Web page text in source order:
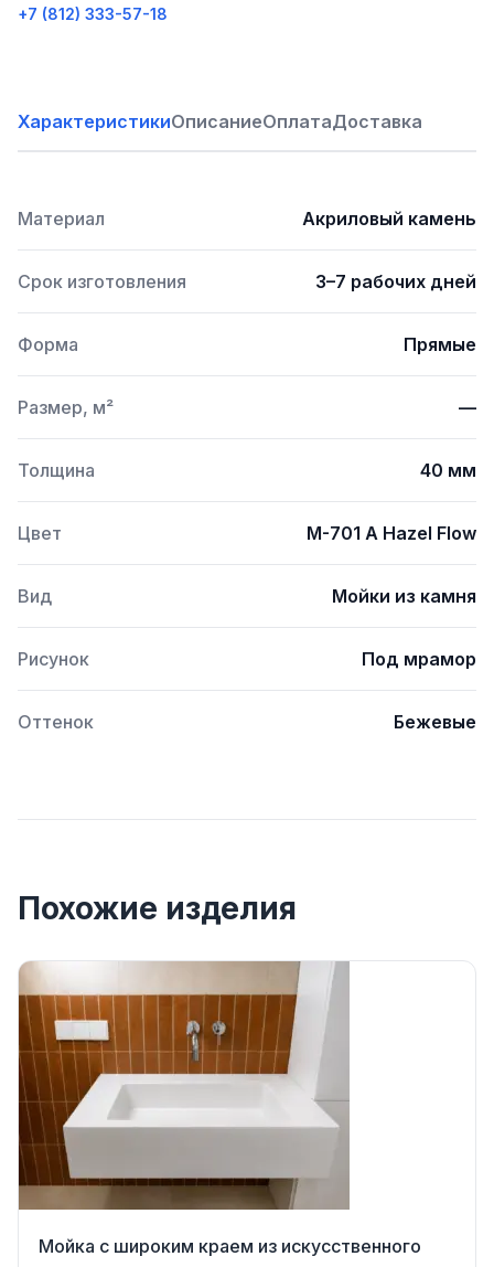
+7 (812) 333-57-18
ХарактеристикиОписаниеОплатаДоставка
Материал Акриловый камень
Срок изготовления 3–7 рабочих дней
Форма Прямые
Размер, м² —
Толщина 40 мм
Цвет M-701 A Hazel Flow
Вид Мойки из камня
Рисунок Под мрамор
Оттенок Бежевые
Похожие изделия
Мойка с широким краем из искусственного